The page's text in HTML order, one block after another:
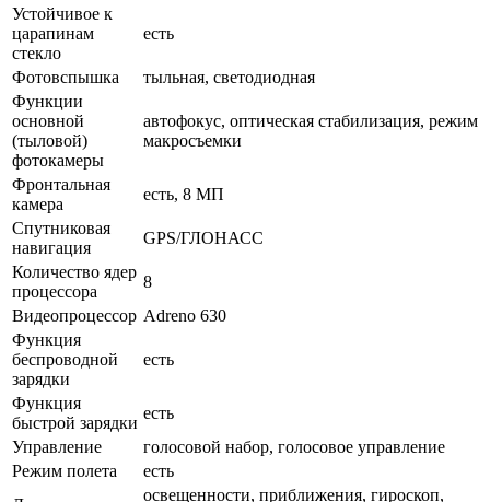
Устойчивое к
царапинам
стекло
есть
Фотовспышка
тыльная, светодиодная
Функции
основной
(тыловой)
фотокамеры
автофокус, оптическая стабилизация, режим
макросъемки
Фронтальная
камера
есть, 8 МП
Спутниковая
навигация
GPS/ГЛОНАСС
Количество ядер
процессора
8
Видеопроцессор Adreno 630
Функция
беспроводной
зарядки
есть
Функция
быстрой зарядки
есть
Управление
голосовой набор, голосовое управление
Режим полета
есть
освещенности, приближения, гироскоп,